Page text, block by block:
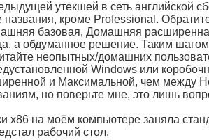
утекшей в сеть английской
кроме Professional.
базовая, Домашняя
а обдуманное решение. Таким
неопытных/домашних
Windows или
и Максимальной, чем между
но поверьте мне, это лишь
х86 на моём компьютере заняла
рабочий стол.